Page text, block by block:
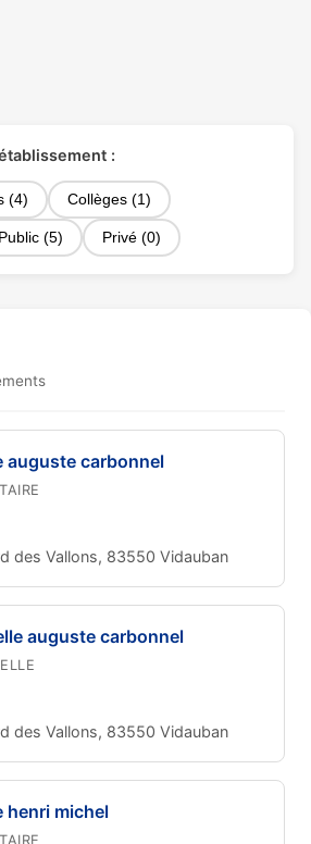
:
(4) Collèges (1)
Public (5) Privé (0)
auguste carbonnel
des Vallons, 83550 Vidauban
auguste carbonnel
des Vallons, 83550 Vidauban
henri michel